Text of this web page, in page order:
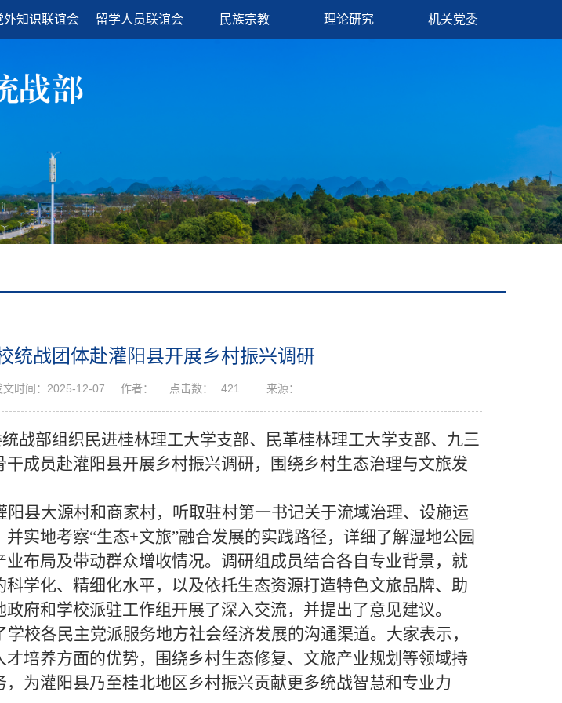
外知识联谊会 留学人员联谊会 民族宗教 理论研究 机关党委
统战团体赴灌阳县开展乡村振兴调研
文时间：2025-12-07 作者： 点击数： 421 来源：
战部组织 民进桂林理工大学支部、
民革桂林理工大学支部、九三
干成员赴灌阳县开展乡村振兴调研，围绕乡村生态治理与文旅发
阳县大源村和商家村，听取驻村第一书记关于流域治理、设施运
并实地考察“生态+文旅”融合发展的实践路径，详细了解湿地公园
布局及带动群众增收情况。 调研组成员结合各自专业背景，就
学化、精细化水平，以及依托生态资源打造特色文旅品牌、助
政府和学校派驻工作组开展了深入交流， 并提出了意见建议。
学校各民主党派服务地方社会经济发展的沟通渠道。大家表示，
培养方面的优势，围绕乡村生态修复、文旅产业规划等领域持
为灌阳县乃至桂北地区乡村振兴贡献更多统战智慧和专业力